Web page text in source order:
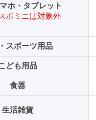
ホ・タブレット
ポミニは対象外
スポーツ用品
ども用品
食器
生活雑貨